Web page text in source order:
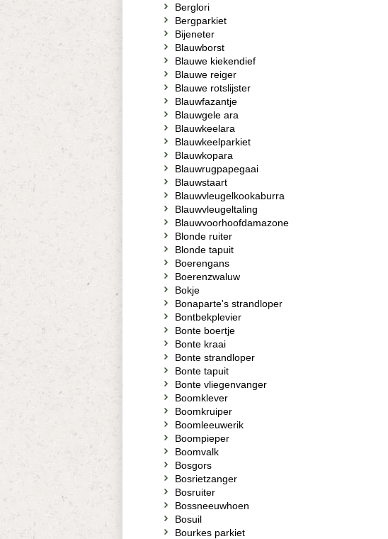
Berglori
Bergparkiet
Bijeneter
Blauwborst
Blauwe kiekendief
Blauwe reiger
Blauwe rotslijster
Blauwfazantje
Blauwgele ara
Blauwkeelara
Blauwkeelparkiet
Blauwkopara
Blauwrugpapegaai
Blauwstaart
Blauwvleugelkookaburra
Blauwvleugeltaling
Blauwvoorhoofdamazone
Blonde ruiter
Blonde tapuit
Boerengans
Boerenzwaluw
Bokje
Bonaparte's strandloper
Bontbekplevier
Bonte boertje
Bonte kraai
Bonte strandloper
Bonte tapuit
Bonte vliegenvanger
Boomklever
Boomkruiper
Boomleeuwerik
Boompieper
Boomvalk
Bosgors
Bosrietzanger
Bosruiter
Bossneeuwhoen
Bosuil
Bourkes parkiet